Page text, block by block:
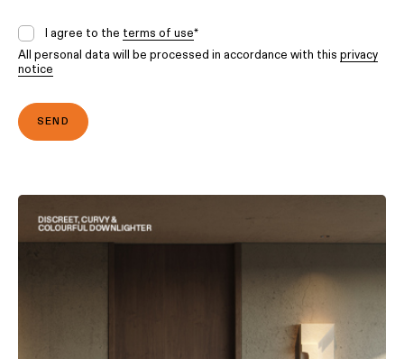
I agree to the terms of use*
All personal data will be processed in accordance with this privacy
notice